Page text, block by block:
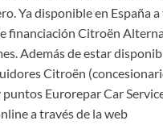
Ya disponible en España
financiación Citroën
Además de estar
Citroën
Eurorepar Car
a través de la web